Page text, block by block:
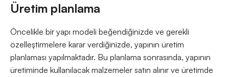
Üretim planlama
Öncelikle bir yapı modeli beğendiğinizde ve gerekli
özelleştirmelere karar verdiğinizde, yapının üretim
planlaması yapılmaktadır. Bu planlama sonrasında, yapının
üretiminde kullanılacak malzemeler satın alınır ve üretimde